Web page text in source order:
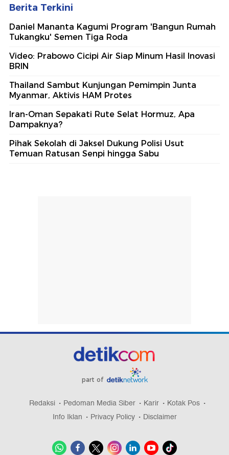
Berita Terkini
Daniel Mananta Kagumi Program 'Bangun Rumah
Tukangku' Semen Tiga Roda
Video: Prabowo Cicipi Air Siap Minum Hasil Inovasi
BRIN
Thailand Sambut Kunjungan Pemimpin Junta
Myanmar, Aktivis HAM Protes
Iran-Oman Sepakati Rute Selat Hormuz, Apa
Dampaknya?
Pihak Sekolah di Jaksel Dukung Polisi Usut
Temuan Ratusan Senpi hingga Sabu
part of
Redaksi Pedoman Media Siber Karir
Kotak Pos
Info Iklan
Privacy Policy Disclaimer